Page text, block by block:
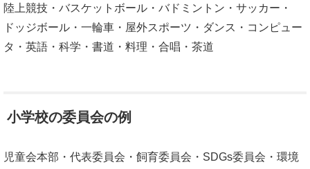
陸上競技・バスケットボール・バドミントン・サッカー・
ドッジボール・一輪車・屋外スポーツ・ダンス・コンピュー
タ・英語・科学・書道・料理・合唱・茶道
小学校の委員会の例
児童会本部・代表委員会・飼育委員会・SDGs委員会・環境